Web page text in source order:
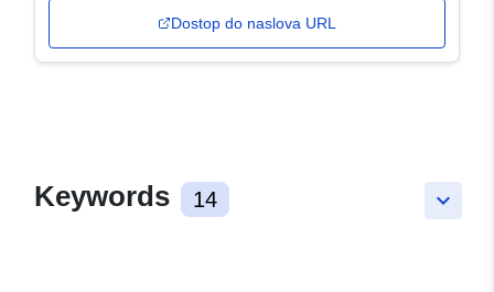
Dostop do naslova URL
keyboard_arrow_down
Keywords 14